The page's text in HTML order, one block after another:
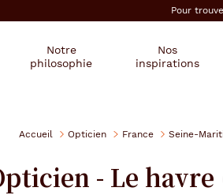
Pour
Notre
philosophie
Nos
inspirations
Accueil Opticien France Seine-
- Le havre